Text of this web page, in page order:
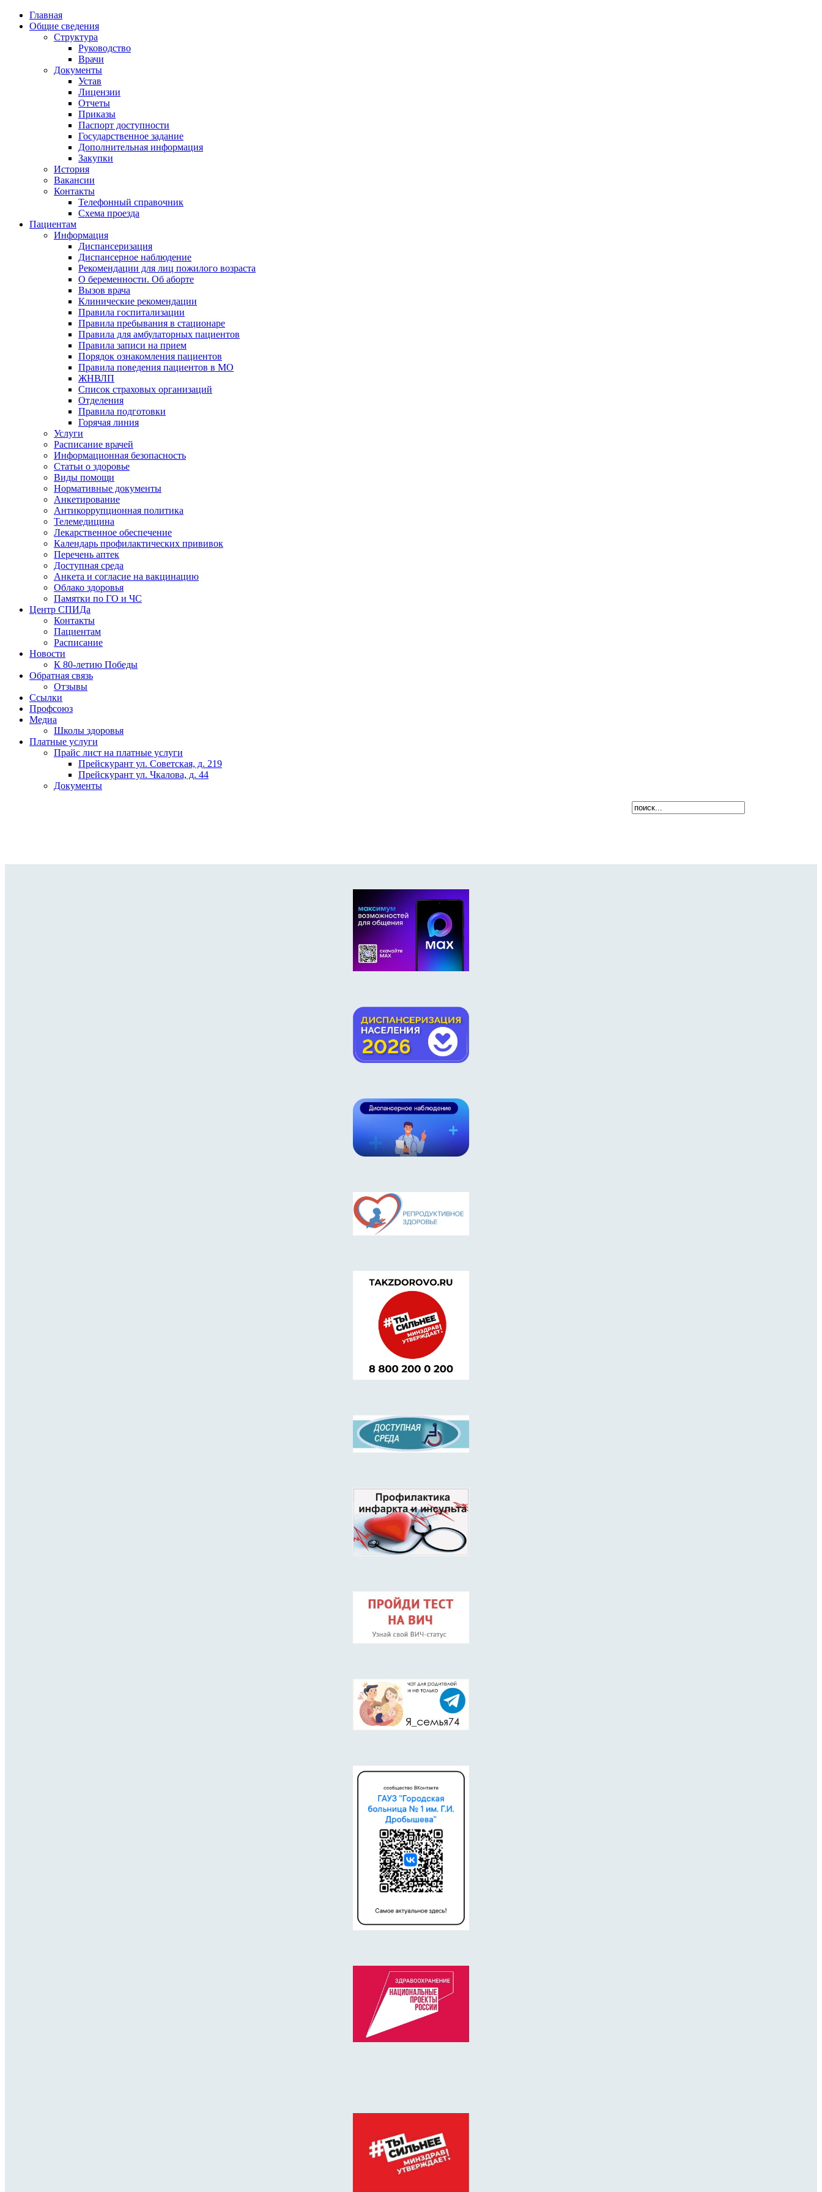
Главная
Общие сведения
Структура
Руководство
Врачи
Документы
Устав
Лицензии
Отчеты
Приказы
Паспорт доступности
Государственное задание
Дополнительная информация
Закупки
История
Вакансии
Контакты
Телефонный справочник
Схема проезда
Пациентам
Информация
Диспансеризация
Диспансерное наблюдение
Рекомендации для лиц пожилого возраста
О беременности. Об аборте
Вызов врача
Клинические рекомендации
Правила госпитализации
Правила пребывания в стационаре
Правила для амбулаторных пациентов
Правила записи на прием
Порядок ознакомления пациентов
Правила поведения пациентов в МО
ЖНВЛП
Список страховых организаций
Отделения
Правила подготовки
Горячая линия
Услуги
Расписание врачей
Информационная безопасность
Статьи о здоровье
Виды помощи
Нормативные документы
Анкетирование
Антикоррупционная политика
Телемедицина
Лекарственное обеспечение
Календарь профилактических прививок
Перечень аптек
Доступная среда
Анкета и согласие на вакцинацию
Облако здоровья
Памятки по ГО и ЧС
Центр СПИДа
Контакты
Пациентам
Расписание
Новости
К 80-летию Победы
Обратная связь
Отзывы
Ссылки
Профсоюз
Медиа
Школы здоровья
Платные услуги
Прайс лист на платные услуги
Прейскурант ул. Советская, д. 219
Прейскурант ул. Чкалова, д. 44
Документы